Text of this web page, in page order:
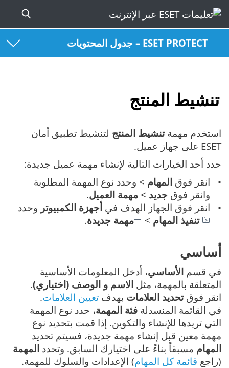
ESET PROTECT – جدول المحتويات
تنشيط المنتج
استخدم مهمةتنشيط المنتج لتنشيط تطبيق أمان
ESET على جهاز عميل.
حدد أحد الخيارات التالية لإنشاء مهمة عميل جديدة:
انقر فوقالمهام > وحدد نوع المهمة المطلوبة
وانقر فوق جديد >مهمة العميل.
انقر فوق الجهاز الهدف فيأجهزة الكمبيوتر وحدد
تنفيذ المهام > مهمة جديدة.
أساسي
في قسم الأساسي، أدخل المعلومات الأساسية
المتعلقة بالمهمة، مثل الاسم و الوصف (اختياري).
انقر فوقتحديد العلامات بهدف تعيين العلامات.
في القائمة المنسدلة فئة المهمة، حدد نوع المهمة
التي تريدها للإنشاء والتكوين. إذا قمت بتحديد نوع
مهمة معين قبل إنشاء مهمة جديدة، فسيتم تحديد
المهام مسبقاً بناءً على اختيارك السابق. وتحدد المهمة
(راجع قائمة كل المهام) الإعدادات والسلوك للمهمة.